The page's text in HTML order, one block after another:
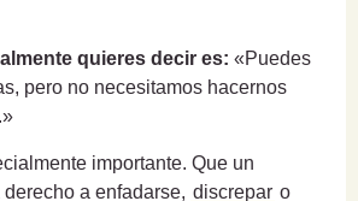
quieres decir es: «Puedes
pero no necesitamos hacernos
importante. Que un
a enfadarse, discrepar o